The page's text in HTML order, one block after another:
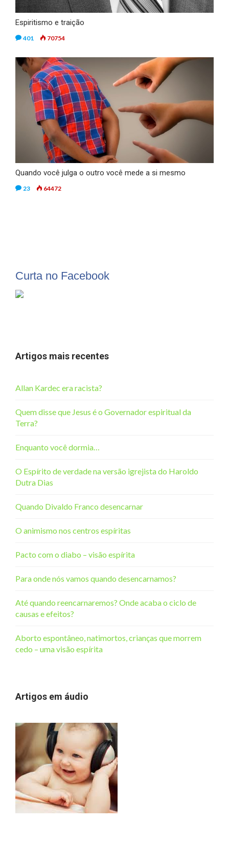
Espiritismo e traição
401 70754
Quando você julga o outro você mede a si mesmo
23 64472
Curta no Facebook
Artigos mais recentes
Allan Kardec era racista?
Quem disse que Jesus é o Governador espiritual da
Terra?
Enquanto você dormia…
O Espírito de verdade na versão igrejista do Haroldo
Dutra Dias
Quando Divaldo Franco desencarnar
O animismo nos centros espíritas
Pacto com o diabo – visão espírita
Para onde nós vamos quando desencarnamos?
Até quando reencarnaremos? Onde acaba o ciclo de
causas e efeitos?
Aborto espontâneo, natimortos, crianças que morrem
cedo – uma visão espírita
Artigos em áudio